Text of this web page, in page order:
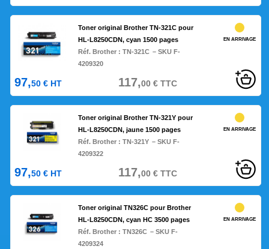
Toner original Brother TN-321C pour
HL-L8250CDN, cyan 1500 pages
Réf. Brother :TN-321C – SKU F-
4209320
EN ARRIVAGE
97,50 € HT 117,00€TTC
Toner original Brother TN-321Y pour
HL-L8250CDN, jaune 1500 pages
Réf. Brother :TN-321Y – SKU F-
4209322
EN ARRIVAGE
97,50 € HT 117,00€TTC
Toner original TN326C pour Brother
HL-L8250CDN, cyan HC 3500 pages
Réf. Brother :TN326C – SKU F-
4209324
EN ARRIVAGE